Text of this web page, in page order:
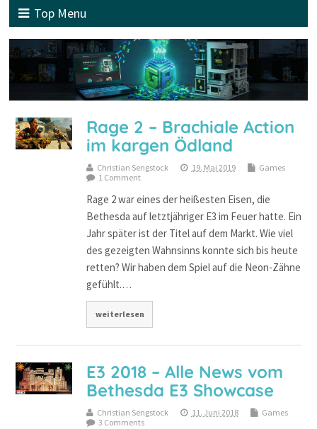
Top Menu
Rage 2 – Brachiale Action
im kargen Ödland
Christian Sengstock 19. Mai 2019
Games
1 Comment
Rage 2 war eines der heißesten Eisen, die
Bethesda auf letztjähriger E3 im Feuer hatte. Ein
Jahr später ist der Titel auf dem Markt. Wie viel
des gezeigten Wahnsinns konnte sich bis heute
retten? Wir haben dem Spiel auf die Neon-Zähne
gefühlt.…
weiterlesen
E3 2018 – Alle News vom
Bethesda E3 Showcase
Christian Sengstock 11. Juni 2018
Games
3 Comments